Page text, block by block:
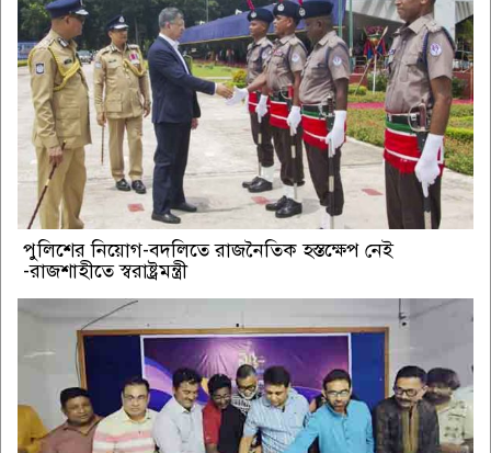
পুলিশের নিয়োগ-বদলিতে রাজনৈতিক হস্তক্ষেপ নেই
-রাজশাহীতে স্বরাষ্ট্রমন্ত্রী